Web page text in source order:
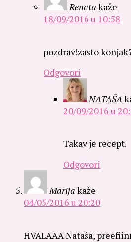
Renata kaže
18/09/2016 u 10:58
pozdrav!zasto
Odgovori
NATAŠA
20/09/2016 u
Takav je recept.
Odgovori
Marija kaže
04/05/2016 u 20:20
HVALAAA Nataša,